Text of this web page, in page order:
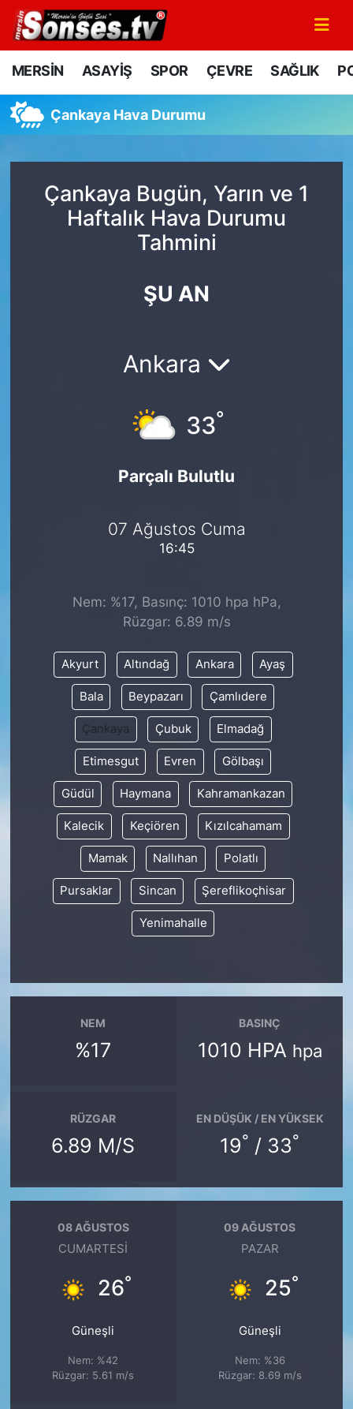
MERSİN ASAYİŞ SPOR ÇEVRE SAĞLIK
Çankaya Hava Durumu
Çankaya Bugün, Yarın ve 1
Haftalık Hava Durumu
Tahmini
ŞU AN
Ankara
33°
Parçalı Bulutlu
07 Ağustos Cuma
16:45
Nem: %17, Basınç: 1010 hpa hPa,
Rüzgar: 6.89 m/s
Akyurt Altındağ Ankara Ayaş
Bala Beypazarı Çamlıdere
Çankaya Çubuk Elmadağ
Etimesgut Evren Gölbaşı
Güdül Haymana Kahramankazan
Kalecik Keçiören Kızılcahamam
Mamak Nallıhan Polatlı
Pursaklar Sincan Şereflikoçhisar
Yenimahalle
NEM
%17
BASINÇ
1010 HPA hpa
RÜZGAR
6.89 M/S
EN DÜŞÜK / EN YÜKSEK
19° / 33°
08 AĞUSTOS
CUMARTESI
26°
Güneşli
Nem: %42
Rüzgar: 5.61 m/s
09 AĞUSTOS
PAZAR
25°
Güneşli
Nem: %36
Rüzgar: 8.69 m/s
MERSİN
DÜNYA
YEREL HABER
Mersin Nöbetçi Eczaneler
Mersin Trafik Yoğunluk Haritası
Süper Lig Puan Durumu ve Fikstür
Son Dakika Haberleri